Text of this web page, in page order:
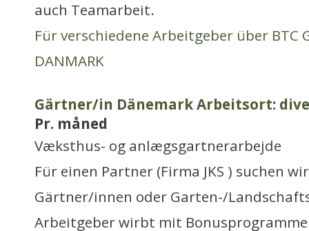
auch Teamarbeit.
Für verschiedene Arbeitgeber über BTC
DANMARK
Gärtner/in Dänemark Arbeitsort:
Pr. måned
Væksthus- og anlægsgartnerarbejde
Für einen Partner (Firma JKS ) suchen
Gärtner/innen oder Garten-/
Arbeitgeber wirbt mit